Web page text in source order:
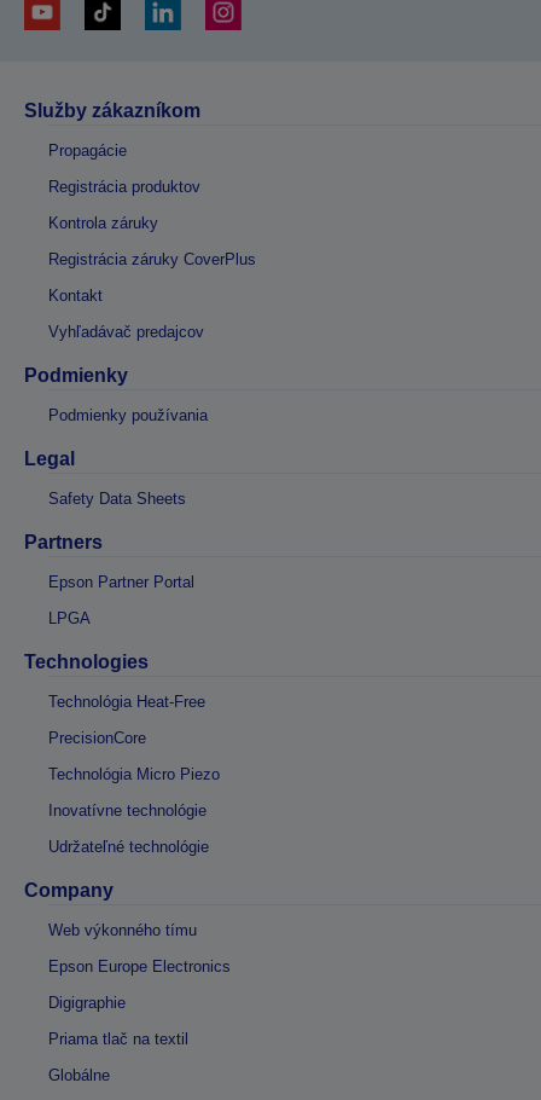
Služby zákazníkom
Propagácie
Registrácia produktov
Kontrola záruky
Registrácia záruky CoverPlus
Kontakt
Vyhľadávač predajcov
Podmienky
Podmienky používania
Legal
Safety Data Sheets
Partners
Epson Partner Portal
LPGA
Technologies
Technológia Heat-Free
PrecisionCore
Technológia Micro Piezo
Inovatívne technológie
Udržateľné technológie
Company
Web výkonného tímu
Epson Europe Electronics
Digigraphie
Priama tlač na textil
Globálne